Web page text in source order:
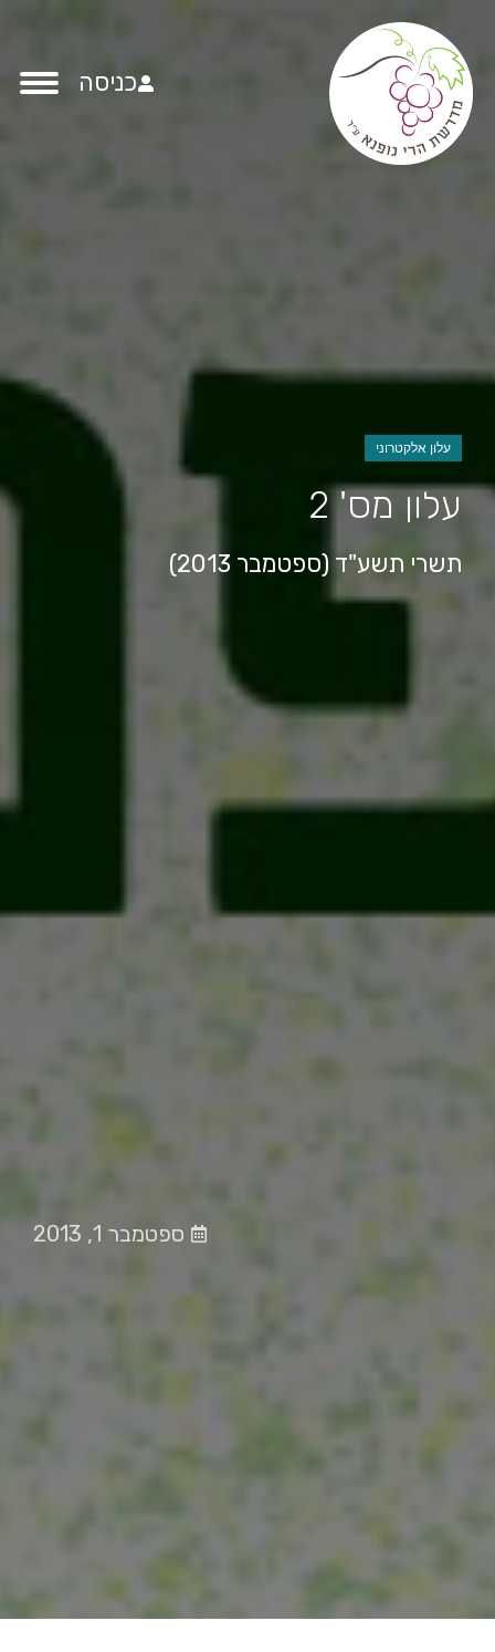
כניסה
עלון אלקטרוני
עלון מס' 2
תשרי תשע"ד (ספטמבר 2013)
ספטמבר 1, 2013